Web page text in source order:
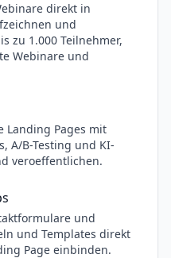
direkt in
und
zu 1.000 Teilnehmer,
Webinare und
Landing Pages mit
A/B-Testing und KI-
veroeffentlichen.
und
und Templates direkt
Page einbinden.